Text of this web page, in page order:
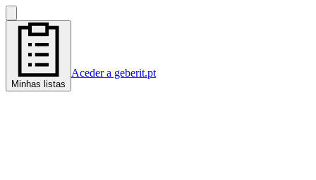
Minhas listas
Aceder a geberit.pt